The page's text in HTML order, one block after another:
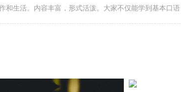
和生活。内容丰富，形式活泼。大家不仅能学到基本口